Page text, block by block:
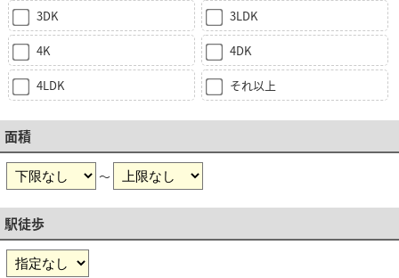
3DK 3LDK
4K 4DK
4LDK それ以上
面積
～
駅徒歩